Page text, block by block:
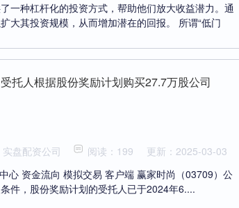
一种杠杆化的投资方式，帮助他们放大收益潜力。通
大其投资规模，从而增加潜在的回报。 所谓“低门
托人根据股份奖励计划购买27.7万股公司
盘配资公司 阅读：199
更新：2025-03-03
心 资金流向 模拟交易 客户端 赢家时尚（03709）公
件，股份奖励计划的受托人已于2024年6....